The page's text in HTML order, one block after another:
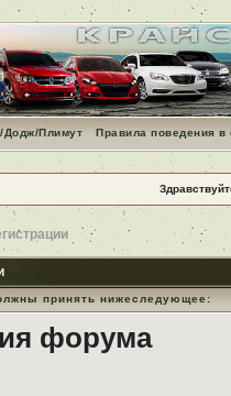
Додж/Плимут Правила поведения
принять нижеследующее:
форума